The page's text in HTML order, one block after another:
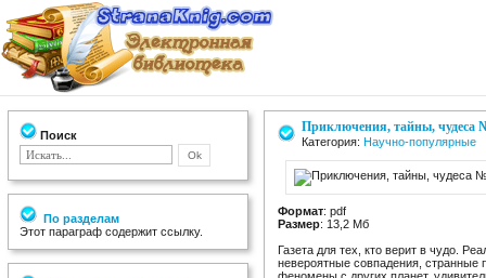
Поиск
По разделам
Этот параграф содержит ссылку.
Приключения, тайны, чудеса
Категория: Научно-популярные
Формат: pdf
Размер: 13,2 Мб
Газета для тех, кто верит в чудо.
невероятные совпадения, странные